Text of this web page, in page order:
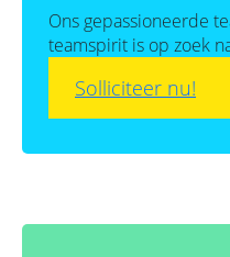
Ons gepassioneerde
teamspirit is op zoek
Solliciteer nu!